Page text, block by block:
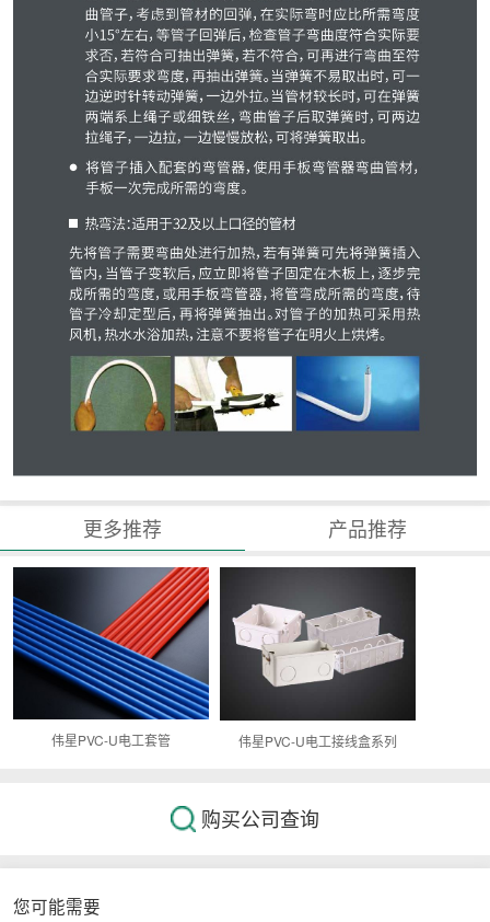
更多推荐 产品推荐
伟星PVC-U电工套管 伟星PVC-U电工接线盒系列
购买公司查询
您可能需要